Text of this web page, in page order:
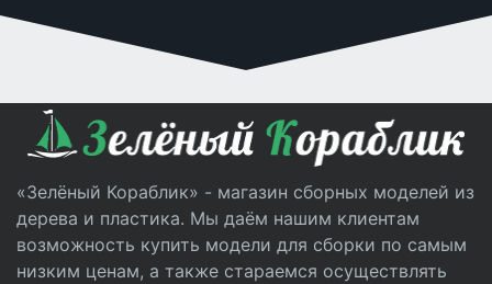
«Зелёный Кораблик» - магазин сборных моделей из
дерева и пластика. Мы даём нашим клиентам
возможность купить модели для сборки по самым
низким ценам, а также стараемся осуществлять